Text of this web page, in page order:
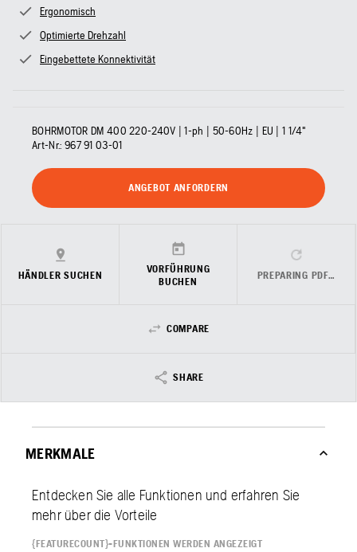
Ergonomisch
Optimierte Drehzahl
Eingebettete Konnektivität
BOHRMOTOR DM 400 220-240V | 1-ph | 50-60Hz | EU | 1 1/4"
Art-Nr.: 967 91 03‑01
ANGEBOT ANFORDERN
HÄNDLER SUCHEN
VORFÜHRUNG
BUCHEN
PREPARING PDF…
COMPARE
SHARE
MERKMALE
Entdecken Sie alle Funktionen und erfahren Sie
mehr über die Vorteile
{FEATURECOUNT}-FUNKTIONEN WERDEN ANGEZEIGT